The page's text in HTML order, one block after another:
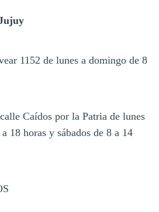
1152 de lunes a domingo de 8
Caídos por la Patria de lunes
18 horas y sábados de 8 a 14